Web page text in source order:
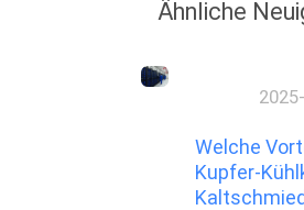
Ähnliche
Welche
Kupfer-